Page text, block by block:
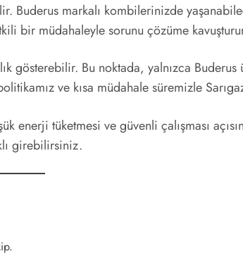
markalı kombilerinizde
bir müdahaleyle sorunu çözüme
gösterebilir. Bu noktada, yalnızca
ve kısa müdahale süremizle
enerji tüketmesi ve güvenli çalışması
girebilirsiniz.